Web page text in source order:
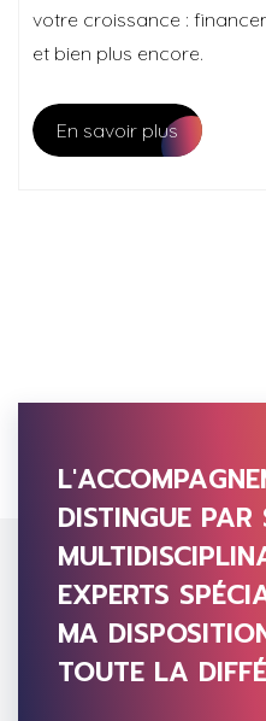
votre croissance :
et bien plus encore.
En savoir plus
DISTINGUE
EXPERTS
MA
TOUTE LA